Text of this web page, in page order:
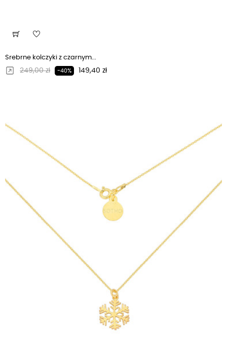
Srebrne kolczyki z czarnym...
Regularna cena
249,00 zł -40% Cena
149,40 zł